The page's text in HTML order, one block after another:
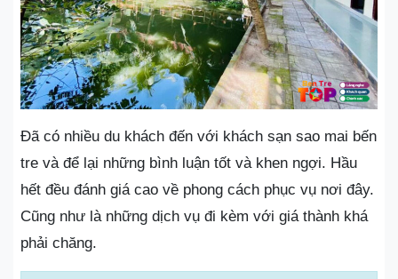
Đã có nhiều du khách đến với khách sạn sao mai bến
tre và để lại những bình luận tốt và khen ngợi. Hầu
hết đều đánh giá cao về phong cách phục vụ nơi đây.
Cũng như là những dịch vụ đi kèm với giá thành khá
phải chăng.